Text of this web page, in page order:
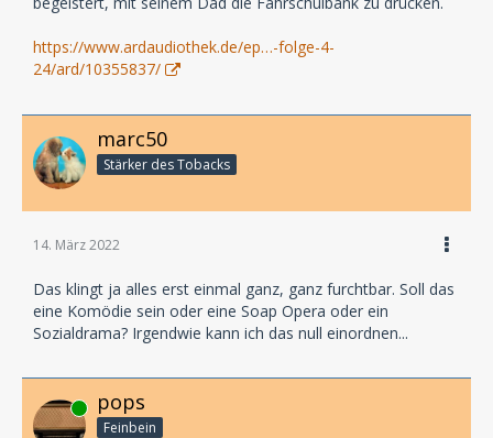
https://www.ardaudiothek.de/ep…-folge-4-
24/ard/10355837/
marc50
Stärker des Tobacks
14. März 2022
Das klingt ja alles erst einmal ganz, ganz furchtbar. Soll das
eine Komödie sein oder eine Soap Opera oder ein
Sozialdrama? Irgendwie kann ich das null einordnen...
Online pops
Feinbein